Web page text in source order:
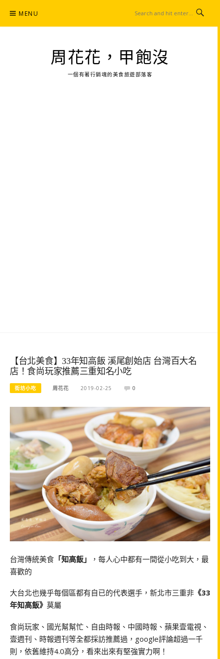
content
MENU
周花花，甲飽沒
一個有著行銷魂的美食旅遊部落客
【台北美食】33年知高飯 溪尾創始店 台灣百大名
店！食尚玩家推薦三重知名小吃
街坊小吃 周花花 2019-02-25 0
台灣傳統美食 「知高飯」
，每人心中都有一間從小吃到大，最
喜歡的
大台北也幾乎每個區都有自已的代表選手，新北市三重非 《33
年知高飯》 莫屬
食尚玩家、國光幫幫忙、自由時報、中國時報、蘋果壹電視、
壹週刊、時報週刊等全都採訪推薦過，google評論超過一千
則，依舊維持4.0高分，看來出來有堅強實力啊！